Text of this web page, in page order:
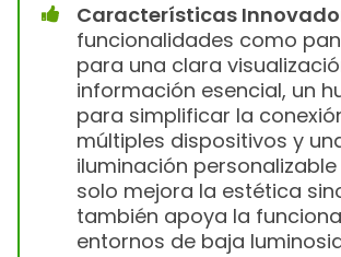
Características
funcionalidades como
para una clara
información esencial, un
para simplificar la
múltiples dispositivos y
iluminación
solo mejora la estética
también apoya la
entornos de baja